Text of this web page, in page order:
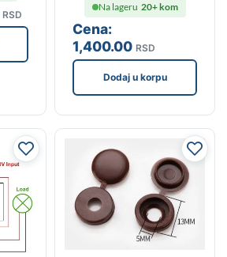
RSD
Cena:
1,400.00 RSD
Na lageru 20+ kom
Dodaj u korpu